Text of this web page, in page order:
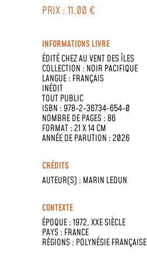
PRIX : 11,00 €
INFORMATIONS LIVRE
ÉDITÉ CHEZAU VENT DES ÎLES
COLLECTION : NOIR PACIFIQUE
LANGUE : FRANÇAIS
INÉDIT
TOUT PUBLIC
ISBN : 978-2-36734-654-0
NOMBRE DE PAGES : 86
FORMAT : 21 X 14 CM
ANNÉE DE PARUTION : 2026
CRÉDITS
AUTEUR(S) : MARIN LEDUN
CONTEXTE
ÉPOQUE :1972,XXE SIÈCLE
PAYS : FRANCE
RÉGIONS : POLYNÉSIE FRANÇAISE